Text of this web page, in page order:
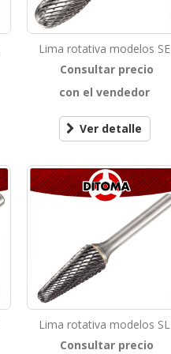
Lima rotativa modelos SE
Consultar precio
con el vendedor
Ver detalle
Lima rotativa modelos SL
Consultar precio